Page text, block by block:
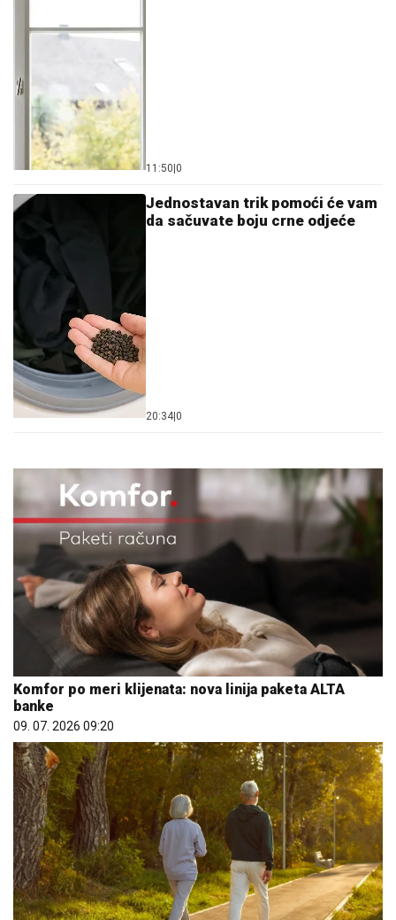
11:50 0
Jednostavan trik pomoći će vam
da sačuvate boju crne odjeće
20:34 0
Komfor po meri klijenata: nova linija paketa ALTA
banke
09. 07. 2026 09:20